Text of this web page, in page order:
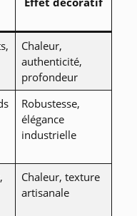
Chaleur,
authenticité,
profondeur
Robustesse,
élégance
industrielle
Chaleur, texture
artisanale